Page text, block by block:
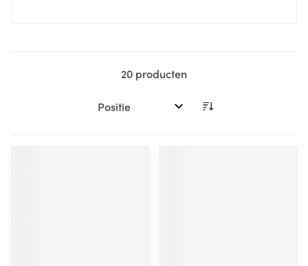
20 producten
Sorteer op: